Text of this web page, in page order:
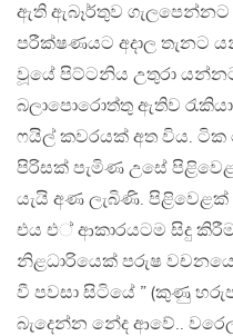
ඇති ඇබෑර්තුව
පරීක්ෂණයට අදාල තැනට
වූයේ පිට්ටනිය උතුරා
බලාපොරොත්තු ඇතිව
ෆයිල් කවරයක් අත විය. ටික
පිරිසක් පැමිණ උසේ
යැයි අණ ලැබිණි.
එය එ් ආකාරයටම සිදු
නිළධාරියෙක් පරුෂ
වී පවසා සිටියේ ” (කුණු
බැදෙන්න නේද ආවේ..